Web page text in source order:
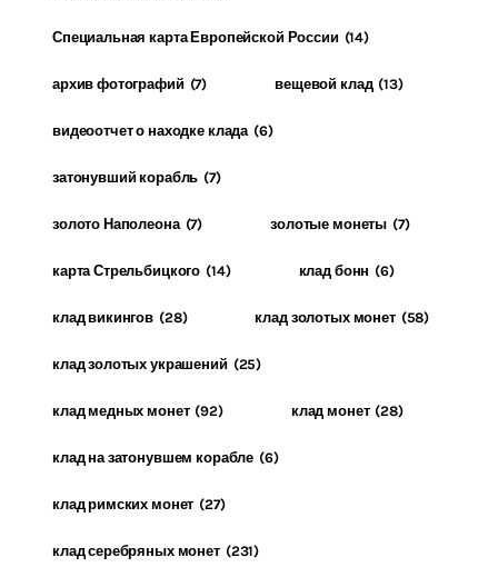
Специальная карта Европейской России (14)
архив фотографий (7) вещевой клад (13)
видеоотчет о находке клада (6)
затонувший корабль (7)
золото Наполеона (7) золотые монеты (7)
карта Стрельбицкого (14) клад бонн (6)
клад викингов (28) клад золотых монет (58)
клад золотых украшений (25)
клад медных монет (92) клад монет (28)
клад на затонувшем корабле (6)
клад римских монет (27)
клад серебряных монет (231)